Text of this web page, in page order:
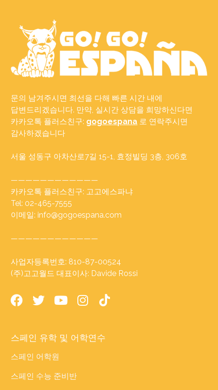
문의 남겨주시면 최선을 다해 빠른 시간 내에
답변드리겠습니다. 만약, 실시간 상담을 희망하신다면
카카오톡 플러스친구: gogoespana 로 연락주시면
감사하겠습니다
서울 성동구 아차산로7길 15-1, 효정빌딩 3층, 306호
————————————
카카오톡 플러스친구: 고고에스파냐
Tel: 02-465-7555
이메일: info@gogoespana.com
————————————
사업자등록번호: 810-87-00524
(주)고고월드 대표이사: Davide Rossi
스페인 유학 및 어학연수
스페인 어학원
스페인 수능 준비반